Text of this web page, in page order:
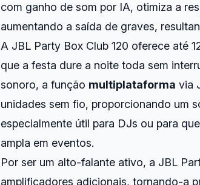
com ganho de som por IA, otimiza a
aumentando a saída de graves,
A JBL Party Box Club 120 oferece até
que a festa dure a noite toda sem
sonoro, a função multiplataforma via
unidades sem fio, proporcionando um
especialmente útil para DJs ou para
ampla em eventos.
Por ser um alto-falante ativo, a JBL
amplificadores adicionais, tornando-a